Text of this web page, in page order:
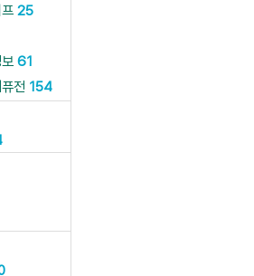
25
61
전 154